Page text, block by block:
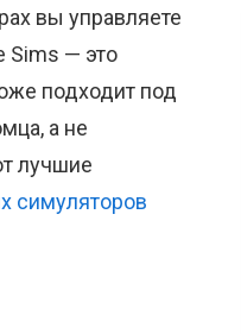
вы управляете
Sims — это
подходит под
а не
лучшие
симуляторов